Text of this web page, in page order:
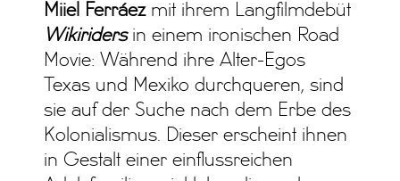
Miiel Ferráezmit ihrem Langfilmdebüt
Wikiridersin einem ironischen Road
Movie: Während ihre Alter-Egos
Texas und Mexiko durchqueren, sind
sie auf der Suche nach dem Erbe des
Kolonialismus. Dieser erscheint ihnen
in Gestalt einer einflussreichen